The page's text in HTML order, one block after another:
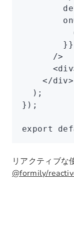
        }}
      />
      <
div
    </
div>
  );
});
export
リアクティブな
@formily/